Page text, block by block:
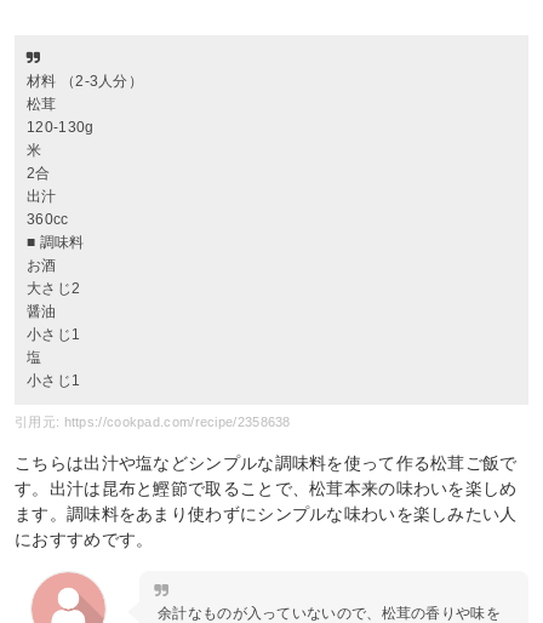
材料 （2-3人分）
松茸
120-130g
米
2合
出汁
360cc
■ 調味料
お酒
大さじ2
醤油
小さじ1
塩
小さじ1
引用元: https://cookpad.com/recipe/2358638
こちらは出汁や塩などシンプルな調味料を使って作る松茸ご飯で
す。出汁は昆布と鰹節で取ることで、松茸本来の味わいを楽しめ
ます。調味料をあまり使わずにシンプルな味わいを楽しみたい人
におすすめです。
余計なものが入っていないので、松茸の香りや味を